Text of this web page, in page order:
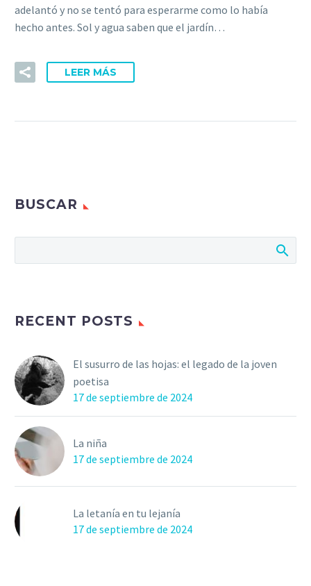
adelantó y no se tentó para esperarme como lo había
hecho antes. Sol y agua saben que el jardín…
LEER MÁS
BUSCAR
RECENT POSTS
El susurro de las hojas: el legado de la joven
poetisa
17 de septiembre de 2024
La niña
17 de septiembre de 2024
La letanía en tu lejanía
17 de septiembre de 2024